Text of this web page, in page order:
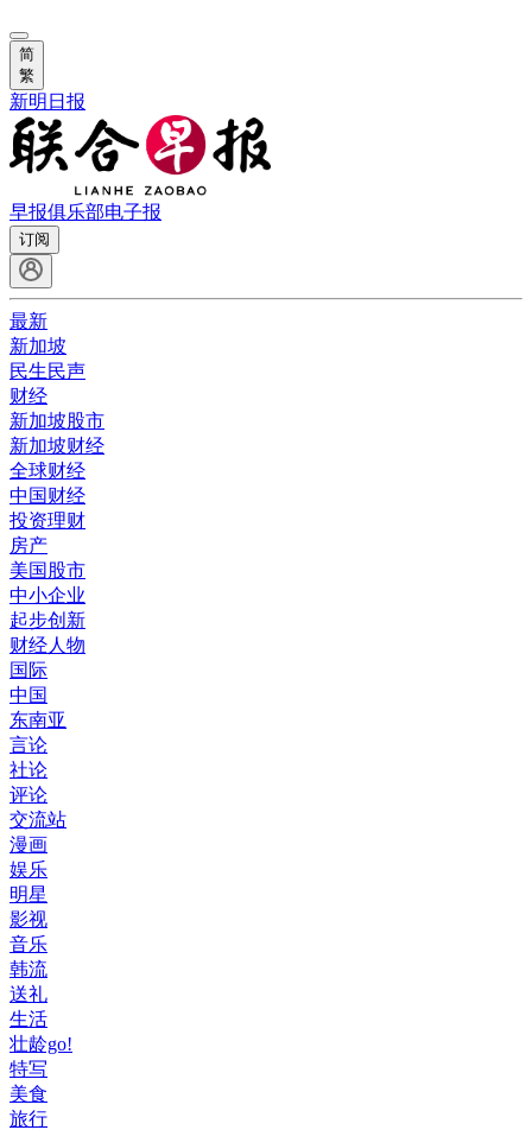
简
繁
新明日报
早报俱乐部电子报
订阅
最新
新加坡
民生民声
财经
新加坡股市
新加坡财经
全球财经
中国财经
投资理财
房产
美国股市
中小企业
起步创新
财经人物
国际
中国
东南亚
言论
社论
评论
交流站
漫画
娱乐
明星
影视
音乐
韩流
送礼
生活
壮龄go!
特写
美食
旅行